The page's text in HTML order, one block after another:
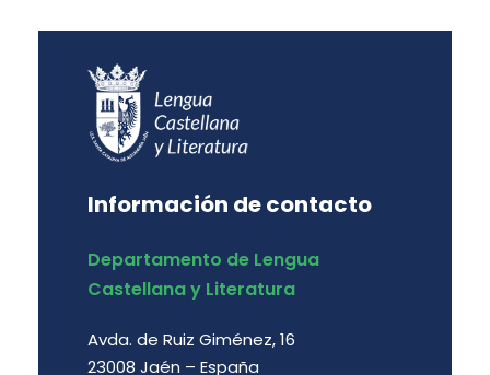
Información de contacto
Departamento de Lengua
Castellana y Literatura
Avda. de Ruiz Giménez, 16
23008 Jaén – España